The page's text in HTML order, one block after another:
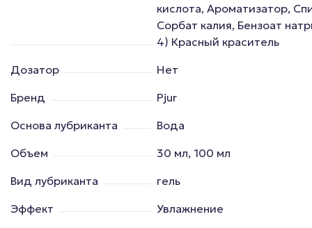
кислота, Ароматизатор,
Сорбат калия, Бензоат
4) Красный краситель
Дозатор
Нет
Бренд
Pjur
Основа лубриканта
Вода
Объем
30 мл, 100 мл
Вид лубриканта
гель
Эффект
Увлажнение